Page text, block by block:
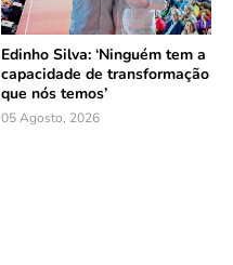
Edinho Silva: ‘Ninguém tem a
capacidade de transformação
que nós temos’
05 Agosto, 2026